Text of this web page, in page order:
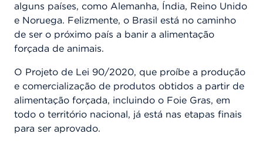
alguns países, como Alemanha, Índia, Reino Unido
e Noruega. Felizmente, o Brasil está no caminho
de ser o próximo país a banir a alimentação
forçada de animais.
O Projeto de Lei 90/2020, que proíbe a produção
e comercialização de produtos obtidos a partir de
alimentação forçada, incluindo o Foie Gras, em
todo o território nacional, já está nas etapas finais
para ser aprovado.